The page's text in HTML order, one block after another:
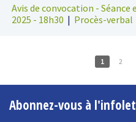
Avis de convocation -
2025 - 18h30 | Procès-verbal
1 2
Abonnez-vous à